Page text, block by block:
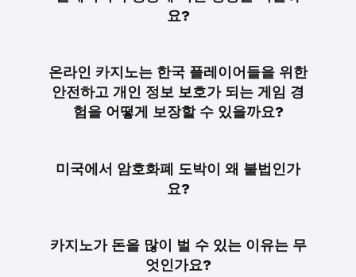
요?
온라인 카지노는 한국 플레이어들을 위한
안전하고 개인 정보 보호가 되는 게임 경
험을 어떻게 보장할 수 있을까요?
미국에서 암호화폐 도박이 왜 불법인가
요?
카지노가 돈을 많이 벌 수 있는 이유는 무
엇인가요?